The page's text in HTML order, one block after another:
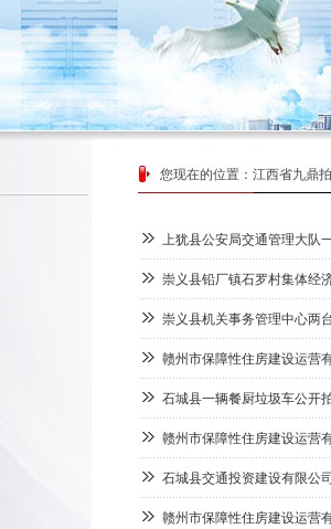
您现在的位置： 江西省九鼎
上犹县公安局交通管理大队
崇义县铅厂镇石罗村集体经
崇义县机关事务管理中心两
赣州市保障性住房建设运营
石城县一辆餐厨垃圾车公开
赣州市保障性住房建设运营
石城县交通投资建设有限公
赣州市保障性住房建设运营